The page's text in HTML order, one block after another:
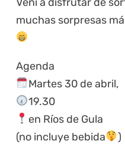
muchas sorpresas
Agenda
Martes 30 de abril,
19.30
en Ríos de Gula
(no incluye bebida
)